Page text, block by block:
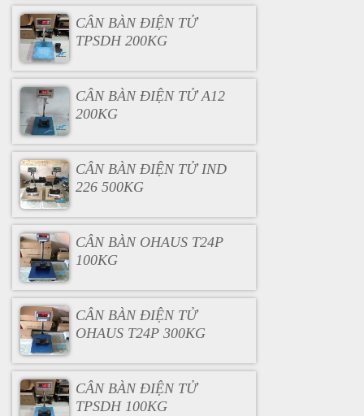
CÂN BÀN ĐIỆN TỬ
TPSDH 200KG
CÂN BÀN ĐIỆN TỬ A12
200KG
CÂN BÀN ĐIỆN TỬ IND
226 500KG
CÂN BÀN OHAUS T24P
100KG
CÂN BÀN ĐIỆN TỬ
OHAUS T24P 300KG
CÂN BÀN ĐIỆN TỬ
TPSDH 100KG